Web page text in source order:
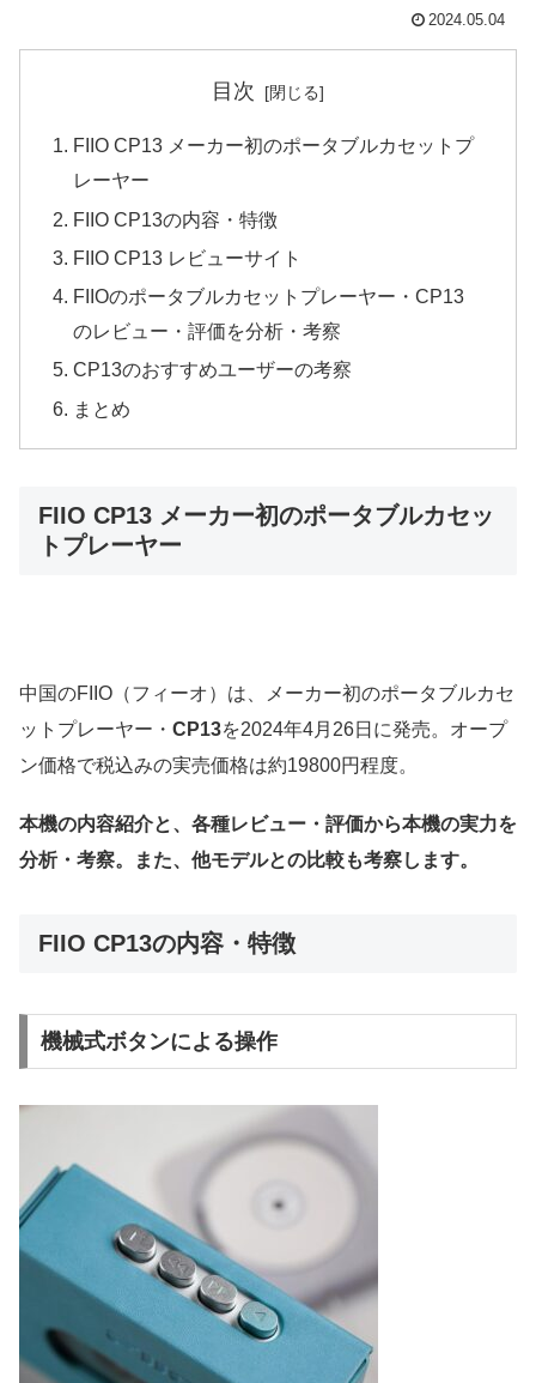
2024.05.04
目次
FIIO CP13 メーカー初のポータブルカセットプ
レーヤー
FIIO CP13の内容・特徴
FIIO CP13 レビューサイト
FIIOのポータブルカセットプレーヤー・CP13
のレビュー・評価を分析・考察
CP13のおすすめユーザーの考察
まとめ
FIIO CP13 メーカー初のポータブルカセッ
トプレーヤー
中国のFIIO（フィーオ）は、メーカー初のポータブルカセ
ットプレーヤー・ CP13を2024年4月26日に発売。オープ
ン価格で税込みの実売価格は約19800円程度。
本機の内容紹介と、各種レビュー・評価から本機の実力を
分析・考察。また、他モデルとの比較も考察します。
FIIO CP13の内容・特徴
機械式ボタンによる操作